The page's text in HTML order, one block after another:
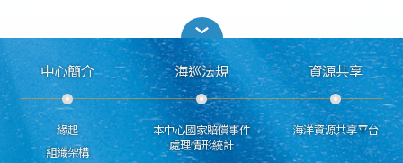
中心簡介
緣起
組織架構
海巡法規
本中心國家賠償事件
處理情形統計
資源共享
海洋資源共享平台